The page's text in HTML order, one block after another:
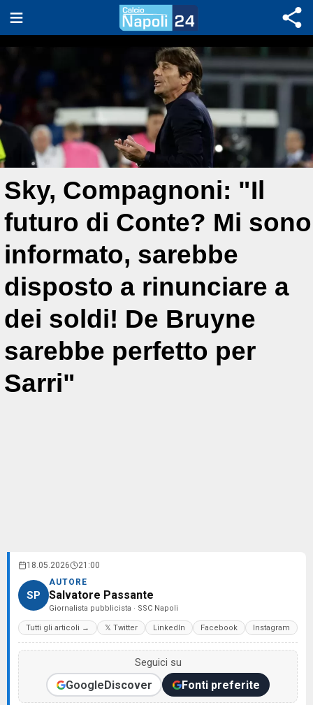
Sky, Compagnoni: "Il
futuro di Conte? Mi sono
informato, sarebbe
disposto a rinunciare a
dei soldi! De Bruyne
sarebbe perfetto per
Sarri"
18.05.2026 21:00
SP
AUTORE
Salvatore Passante
Giornalista pubblicista · SSC Napoli
Tutti gli articoli → 𝕏 Twitter LinkedIn Facebook Instagram
Seguici su
GoogleDiscover Fonti preferite